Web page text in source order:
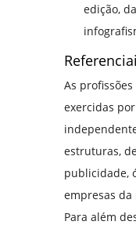
edição,
As
exercidas
estruturas,
publicidade,
empresas
Para além